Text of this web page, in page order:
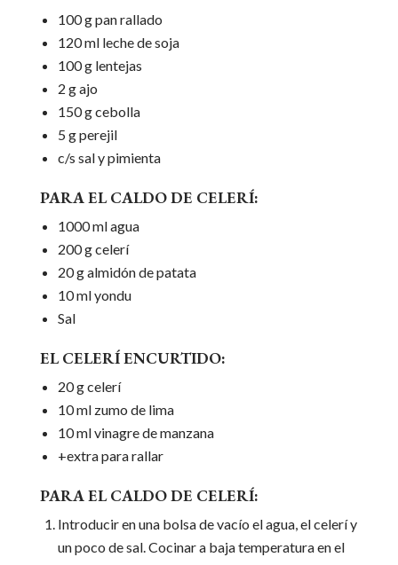
100 g pan rallado
120 ml leche de soja
100 g lentejas
2 g ajo
150 g cebolla
5 g perejil
c/s sal y pimienta
PARA EL CALDO DE CELERÍ:
1000 ml agua
200 g celerí
20 g almidón de patata
10 ml yondu
Sal
EL CELERÍ ENCURTIDO:
20 g celerí
10 ml zumo de lima
10 ml vinagre de manzana
+extra para rallar
PARA EL CALDO DE CELERÍ:
Introducir en una bolsa de vacío el agua, el celerí y
un poco de sal. Cocinar a baja temperatura en el